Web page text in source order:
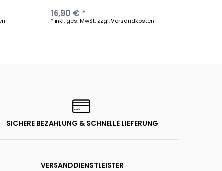
16,90 € *
*inkl. ges. MwSt. zzgl.Versandkosten
SICHERE BEZAHLUNG & SCHNELLE LIEFERUNG
VERSANDDIENSTLEISTER